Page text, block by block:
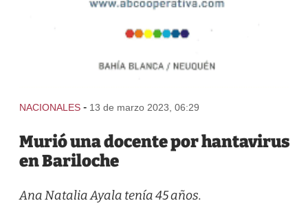
NACIONALES - 13 de marzo 2023, 06:29
Murió una docente por hantavirus
en Bariloche
Ana Natalia Ayala tenía 45 años.